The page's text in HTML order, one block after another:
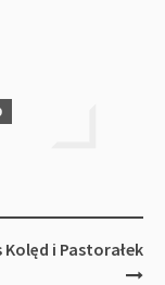
Kolęd i Pastorałek